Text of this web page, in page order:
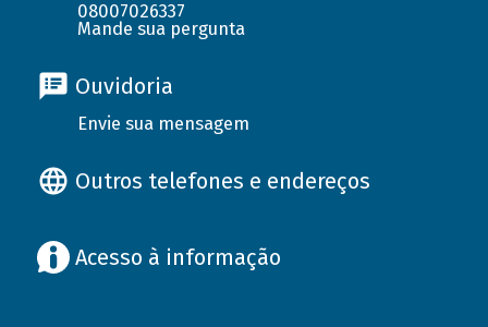
08007026337
Mande sua pergunta
Ouvidoria
Envie sua mensagem
Outros telefones e endereços
Acesso à informação